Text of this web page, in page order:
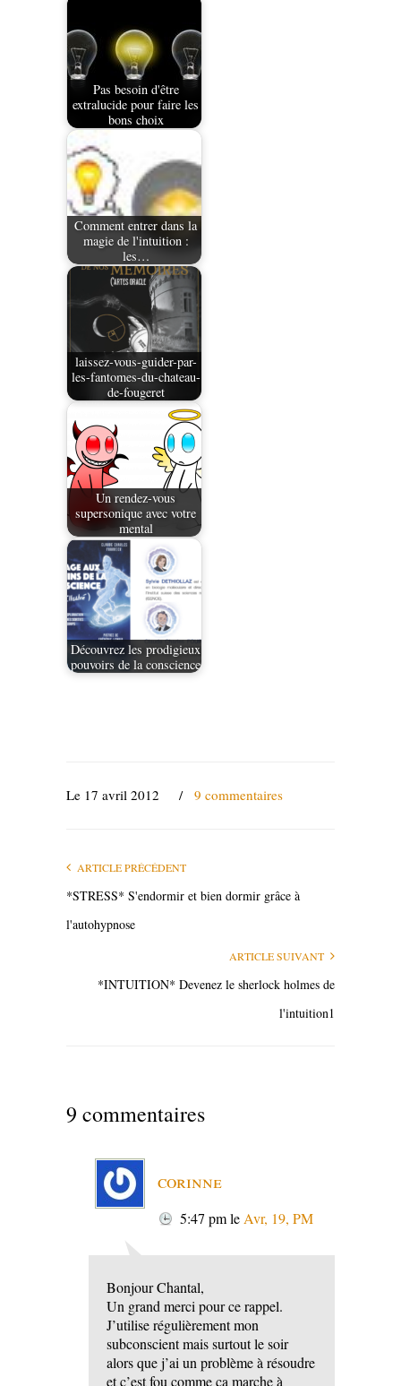
Pas besoin d'être
extralucide pour faire les
bons choix
Comment entrer dans la
magie de l'intuition :
les…
laissez-vous-guider-par-
les-fantomes-du-chateau-
de-fougeret
Un rendez-vous
supersonique avec votre
mental
Découvrez les prodigieux
pouvoirs de la conscience
Le 17 avril 2012 / 9 commentaires
ARTICLE PRÉCÉDENT
*STRESS* S'endormir et bien dormir grâce à
l'autohypnose
ARTICLE SUIVANT
*INTUITION* Devenez le sherlock holmes de
l'intuition1
9 commentaires
corinne
5:47 pmleAvr, 19, PM
Bonjour Chantal,
Un grand merci pour ce rappel.
J’utilise régulièrement mon
subconscient mais surtout le soir
alors que j’ai un problème à résoudre
et c’est fou comme ça marche à